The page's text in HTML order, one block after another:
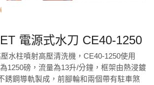
電源式水刀 CE40-1250
水柱噴射高壓清洗機，CE40-1250使用
1250磅，流量為13升/分鐘，框架由熱浸鍍
銹鋼導軌製成，前腳輪和兩個帶有駐車煞